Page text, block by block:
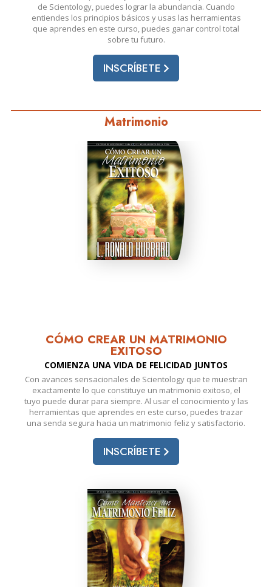
de Scientology, puedes lograr la abundancia. Cuando
entiendes los principios básicos y usas las herramientas
que aprendes en este curso, puedes ganar control total
sobre tu futuro.
INSCRÍBETE
Matrimonio
CÓMO CREAR UN MATRIMONIO
EXITOSO
COMIENZA UNA VIDA DE FELICIDAD JUNTOS
Con avances sensacionales de Scientology que te muestran
exactamente lo que constituye un matrimonio exitoso, el
tuyo puede durar para siempre. Al usar el conocimiento y las
herramientas que aprendes en este curso, puedes trazar
una senda segura hacia un matrimonio feliz y satisfactorio.
INSCRÍBETE